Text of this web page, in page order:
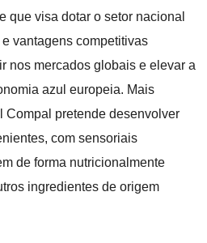
que visa dotar o setor nacional
vantagens competitivas
nos mercados globais e elevar a
azul europeia. Mais
Compal pretende desenvolver
com sensoriais
de forma nutricionalmente
ingredientes de origem